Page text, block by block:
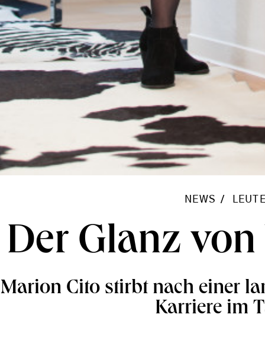
NEWS LEUTE
Der Glanz
Marion Cito stirbt nach einer
Karriere im